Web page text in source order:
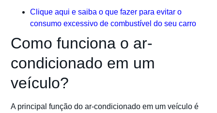
Clique aqui e saiba o que fazer para evitar o
consumo excessivo de combustível do seu carro
Como funciona o ar-
condicionado em um
veículo?
A principal função do ar-condicionado em um veículo é